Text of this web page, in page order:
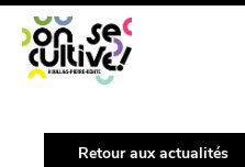
Retour aux actualités